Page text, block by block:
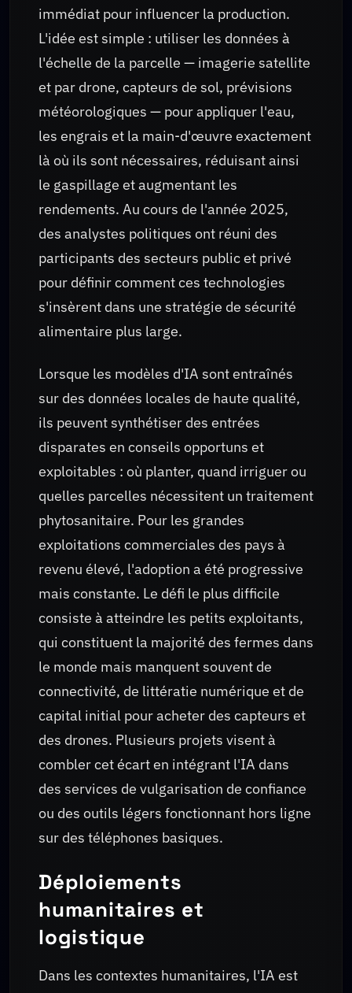
immédiat pour influencer la production.
L'idée est simple : utiliser les données à
l'échelle de la parcelle — imagerie satellite
et par drone, capteurs de sol, prévisions
météorologiques — pour appliquer l'eau,
les engrais et la main-d'œuvre exactement
là où ils sont nécessaires, réduisant ainsi
le gaspillage et augmentant les
rendements. Au cours de l'année 2025,
des analystes politiques ont réuni des
participants des secteurs public et privé
pour définir comment ces technologies
s'insèrent dans une stratégie de sécurité
alimentaire plus large.
Lorsque les modèles d'IA sont entraînés
sur des données locales de haute qualité,
ils peuvent synthétiser des entrées
disparates en conseils opportuns et
exploitables : où planter, quand irriguer ou
quelles parcelles nécessitent un traitement
phytosanitaire. Pour les grandes
exploitations commerciales des pays à
revenu élevé, l'adoption a été progressive
mais constante. Le défi le plus difficile
consiste à atteindre les petits exploitants,
qui constituent la majorité des fermes dans
le monde mais manquent souvent de
connectivité, de littératie numérique et de
capital initial pour acheter des capteurs et
des drones. Plusieurs projets visent à
combler cet écart en intégrant l'IA dans
des services de vulgarisation de confiance
ou des outils légers fonctionnant hors ligne
sur des téléphones basiques.
Déploiements
humanitaires et
logistique
Dans les contextes humanitaires, l'IA est